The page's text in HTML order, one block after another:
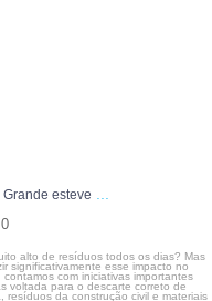
Grande esteve
0
um volume muito...